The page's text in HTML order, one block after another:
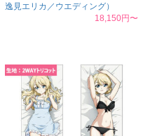
逸見エリカ／ウエディング）
18,150円〜